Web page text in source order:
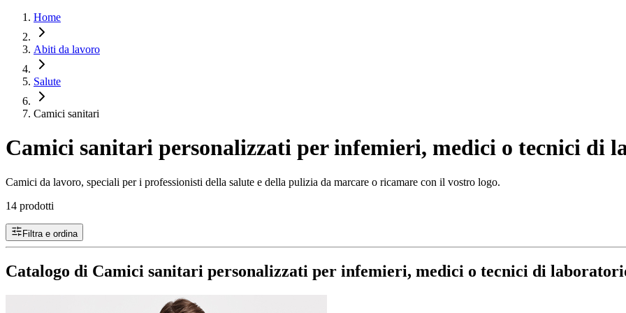
Home
Abiti da lavoro
Salute
Camici sanitari
Camici sanitari personalizzati per infemieri, medici o tecnici di
Camici da lavoro, speciali per i professionisti della salute e della pulizia da marcare o ricamare con il vostro logo.
14 prodotti
Filtra e ordina
Catalogo di Camici sanitari personalizzati per infemieri, medici o tecnici di